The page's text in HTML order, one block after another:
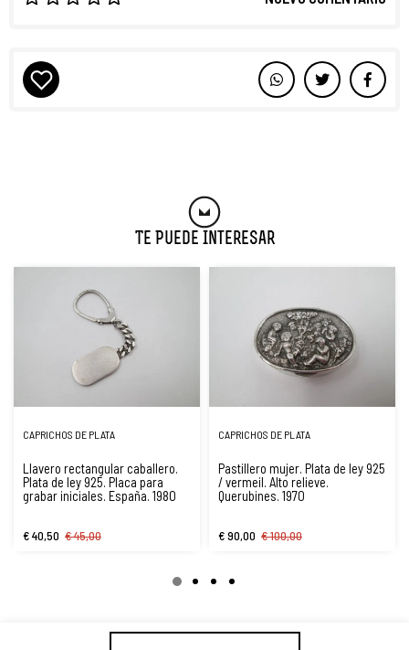
Te Puede Interesar
CAPRICHOS DE PLATA
Llavero rectangular caballero.
Plata de ley 925. Placa para
grabar iniciales. España. 1980
€ 40,50 € 45,00
CAPRICHOS DE PLATA
Pastillero mujer. Plata de ley 925
/ vermeil. Alto relieve.
Querubines. 1970
€ 90,00 € 100,00